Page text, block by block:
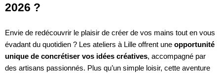
2026 ?
Envie de redécouvrir le plaisir de créer de vos mains tout en vous
évadant du quotidien ? Les ateliers à Lille offrent une opportunité
unique de concrétiser vos idées créatives, accompagné par
des artisans passionnés. Plus qu’un simple loisir, cette aventure